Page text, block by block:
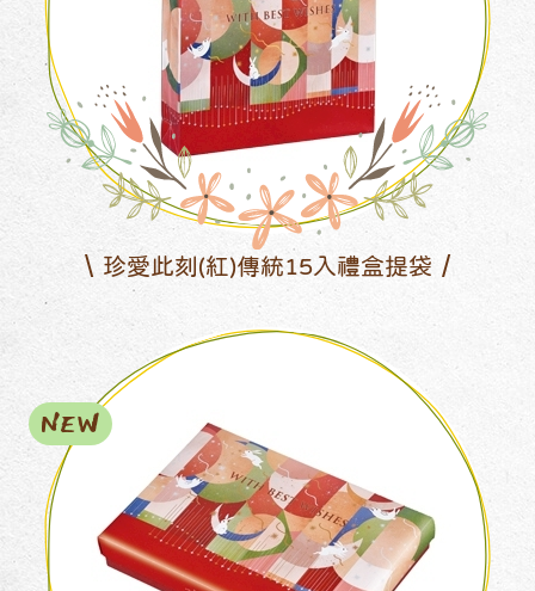
珍愛此刻(紅)傳統15入禮盒提袋
NEW